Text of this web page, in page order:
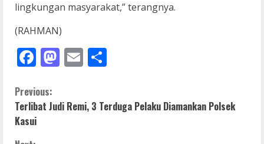
lingkungan masyarakat,” terangnya.
(RAHMAN)
Facebook
Mastodon
Email
C
o
Previous:
Terlibat Judi Remi, 3 Terduga Pelaku Diamankan Polsek
Kasui